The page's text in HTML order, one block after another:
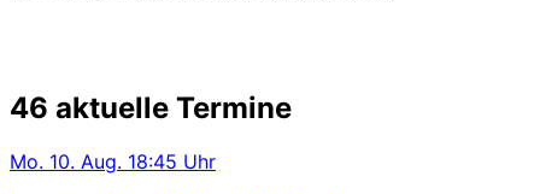
46 aktuelle Termine
Mo. 10. Aug. 18:45 Uhr